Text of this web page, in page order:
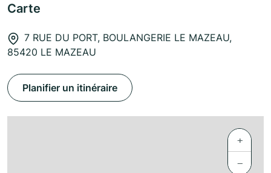
Carte
7 RUE DU PORT, BOULANGERIE LE MAZEAU,
85420 LE MAZEAU
Planifier un itinéraire
+
−